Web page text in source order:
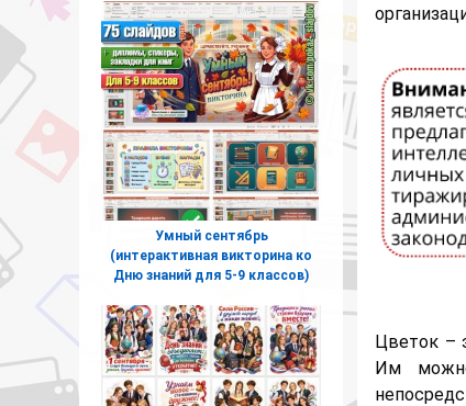
Цветок –
Им
Умный сентябрь
(интерактивная викторина ко
Дню знаний для 5-9 классов)